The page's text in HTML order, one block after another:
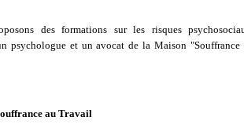
des formations sur les risques
psychologue et un avocat de la Maison "Souffrance
au Travail